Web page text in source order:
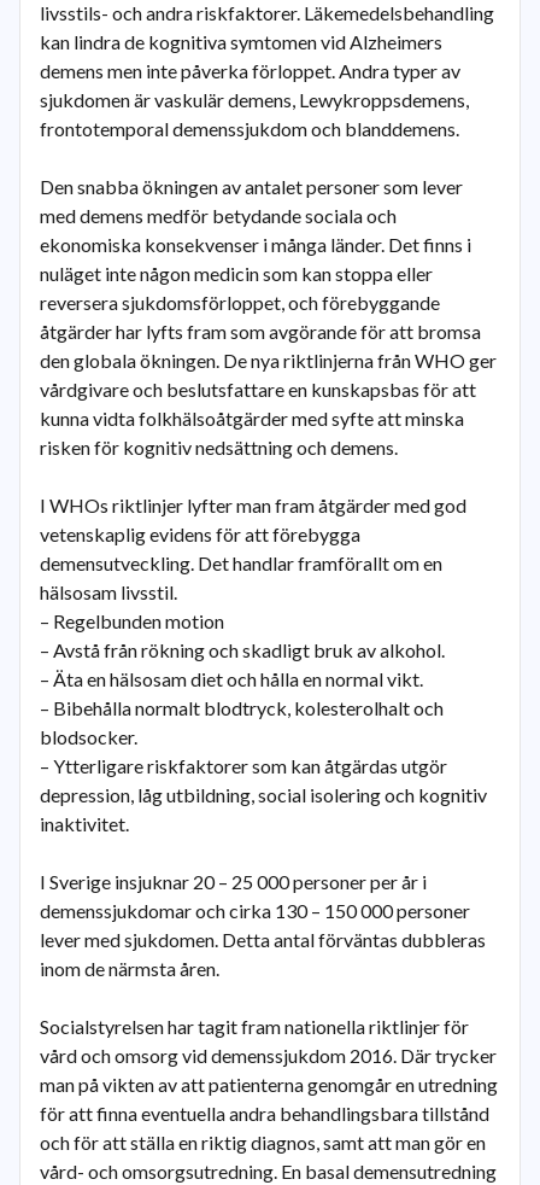
livsstils- och andra riskfaktorer. Läkemedelsbehandling
kan lindra de kognitiva symtomen vid Alzheimers
demens men inte påverka förloppet. Andra typer av
sjukdomen är vaskulär demens, Lewykroppsdemens,
frontotemporal demenssjukdom och blanddemens.
Den snabba ökningen av antalet personer som lever
med demens medför betydande sociala och
ekonomiska konsekvenser i många länder. Det finns i
nuläget inte någon medicin som kan stoppa eller
reversera sjukdomsförloppet, och förebyggande
åtgärder har lyfts fram som avgörande för att bromsa
den globala ökningen. De nya riktlinjerna från WHO ger
vårdgivare och beslutsfattare en kunskapsbas för att
kunna vidta folkhälsoåtgärder med syfte att minska
risken för kognitiv nedsättning och demens.
I WHOs riktlinjer lyfter man fram åtgärder med god
vetenskaplig evidens för att förebygga
demensutveckling. Det handlar framförallt om en
hälsosam livsstil.
– Regelbunden motion
– Avstå från rökning och skadligt bruk av alkohol.
– Äta en hälsosam diet och hålla en normal vikt.
– Bibehålla normalt blodtryck, kolesterolhalt och
blodsocker.
– Ytterligare riskfaktorer som kan åtgärdas utgör
depression, låg utbildning, social isolering och kognitiv
inaktivitet.
I Sverige insjuknar 20 – 25 000 personer per år i
demenssjukdomar och cirka 130 – 150 000 personer
lever med sjukdomen. Detta antal förväntas dubbleras
inom de närmsta åren.
Socialstyrelsen har tagit fram nationella riktlinjer för
vård och omsorg vid demenssjukdom 2016. Där trycker
man på vikten av att patienterna genomgår en utredning
för att finna eventuella andra behandlingsbara tillstånd
och för att ställa en riktig diagnos, samt att man gör en
vård- och omsorgsutredning. En basal demensutredning